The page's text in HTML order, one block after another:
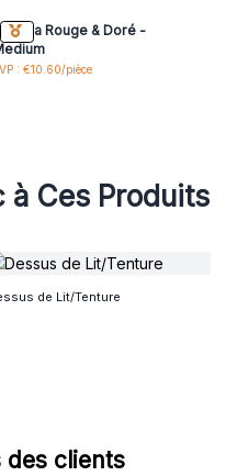
Rouge & Doré -
: €10.60/pièce
à Ces Produits
de Lit/Tenture
des clients